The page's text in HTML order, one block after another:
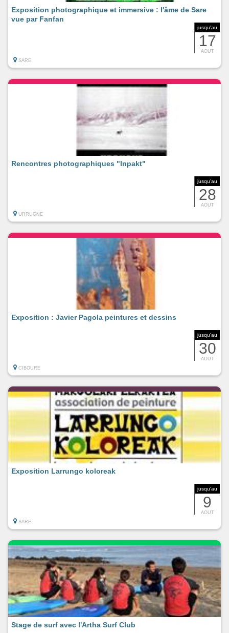
jusqu'au
17
AOUT
Exposition photographique et immersive : l'âme de Sare
vue par Fanfan
SARE
jusqu'au
28
AOUT
Rencontres photographiques "Inpakt"
URRUGNE
jusqu'au
30
AOUT
Exposition : Javier Pagola peintures et dessins
CIBOURE
jusqu'au
9
AOUT
Exposition Larrungo koloreak
SARE
Stage de surf avec l'Artha Surf Club